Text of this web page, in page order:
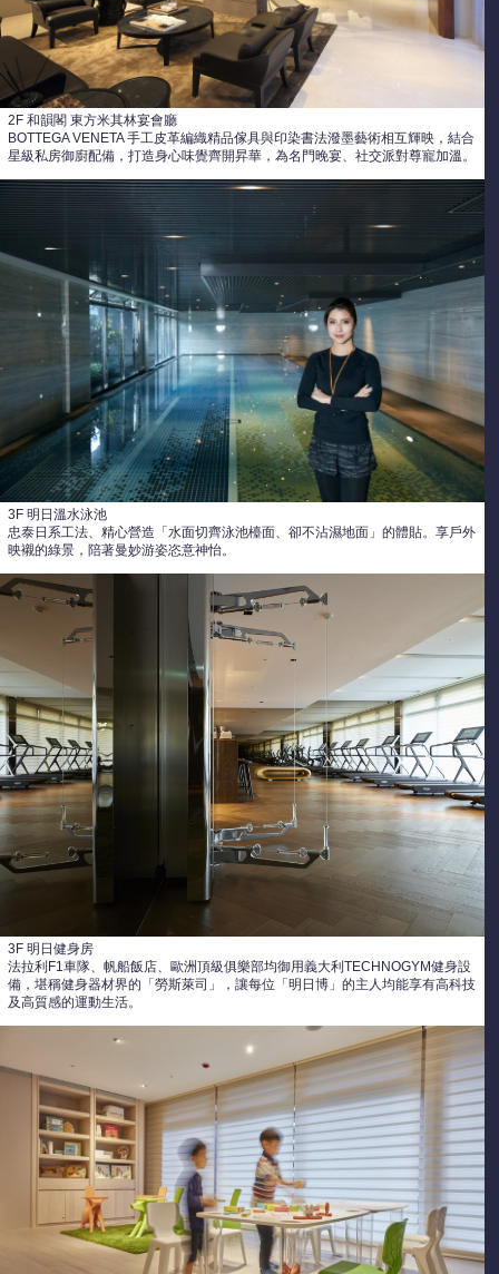
2F 和韻閣 東方米其林宴會廳
BOTTEGA VENETA 手工皮革編織精品傢具與印染書法潑墨藝術相互輝映，結合
星級私房御廚配備，打造身心味覺齊開昇華，為名門晚宴、社交派對尊寵加溫。
3F 明日溫水泳池
忠泰日系工法、精心營造「水面切齊泳池檯面、卻不沾濕地面」的體貼。享戶外
映襯的綠景，陪著曼妙游姿恣意神怡。
3F 明日健身房
法拉利F1車隊、帆船飯店、歐洲頂級俱樂部均御用義大利TECHNOGYM健身設
備，堪稱健身器材界的「勞斯萊司」，讓每位「明日博」的主人均能享有高科技
及高質感的運動生活。